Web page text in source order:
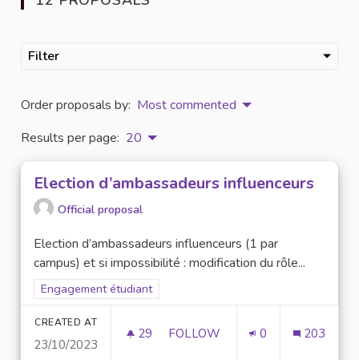
Filter
Order proposals by: Most commented
Results per page: 20
Election d’ambassadeurs influenceurs
Official proposal
Election d’ambassadeurs influenceurs (1 par
campus) et si impossibilité : modification du rôle...
Filter results for scope: Engagement étudiant
Engagement étudiant
CREATED AT
23/10/2023
29 29 FOLLOWERS
FOLLOW 0 203